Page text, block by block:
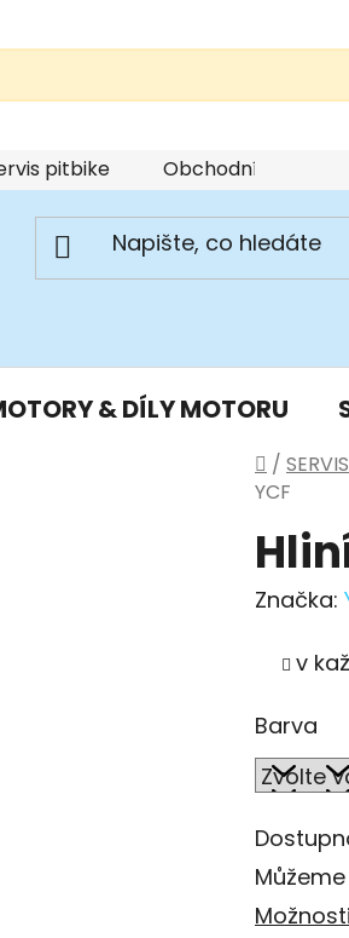
pitbike Obchodní podmínky
& DÍLY MOTORU
Domů
/
YCF
Značka:
v
Barva